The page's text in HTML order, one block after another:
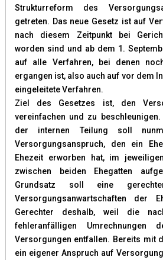
Strukturreform des
getreten. Das neue Gesetz ist auf
nach diesem Zeitpunkt bei
worden sind und ab dem 1.
auf alle Verfahren, bei denen
ergangen ist, also auch auf vor dem
eingeleitete Verfahren.
Ziel des Gesetzes ist, den
vereinfachen und zu
der internen Teilung soll
Versorgungsanspruch, den ein
Ehezeit erworben hat, im
zwischen beiden Ehegatten
Grundsatz soll eine
Versorgungsanwartschaften der
Gerechter deshalb, weil die
fehleranfälligen Umrechnungen
Versorgungen entfallen. Bereits mit
ein eigener Anspruch auf